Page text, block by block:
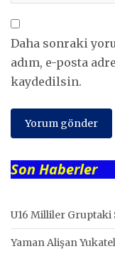
Daha sonraki
adım, e-posta
kaydedilsin.
Son Haberler
U16 Milliler Gruptaki
Yaman Alişan